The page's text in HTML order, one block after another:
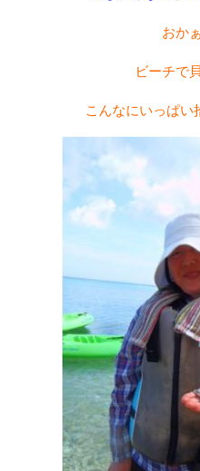
おか
ビーチで
こんなにいっぱい